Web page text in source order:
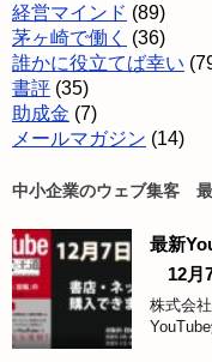
経営マインド (89)
茅ヶ崎で働く
(36)
誰かに役立てば幸い
書評 (35)
助成金 (7)
メールマガジン (14)
中小企業のウェブ集客
最新
12月
株式会